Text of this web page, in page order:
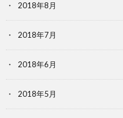
2018年8月
2018年7月
2018年6月
2018年5月